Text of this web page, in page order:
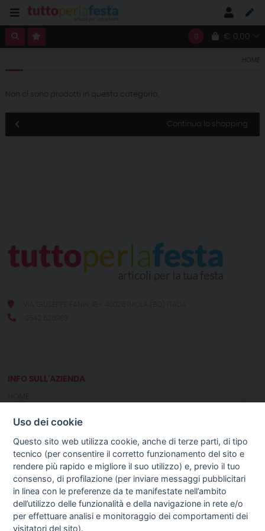
0 € 0,00
HOME
Non ci sono prodotti in questa categoria.
Continua lo shopping
INFO SULL'AZIENDA
NOTIZIE
GUIDA AGLI ACQUISTI
PROCEDURA DI ACQUISTO
DIRITTO DI RECESSO
SPEDIZIONI E COSTI
Uso dei cookie
Questo sito web utilizza cookie, anche di terze parti, di tipo
tecnico (per consentire il corretto funzionamento del sito e
rendere più rapido e migliore il suo utilizzo) e, previo il tuo
consenso, di profilazione (per inviare messaggi pubblicitari
in linea con le preferenze da te manifestate nell’ambito
dell’utilizzo delle funzionalità e della navigazione in rete e/o
per effettuare analisi e monitoraggio dei comportamenti dei
visitatori del sito).